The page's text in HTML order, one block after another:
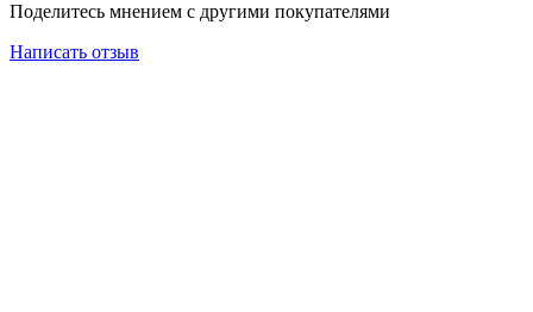
Поделитесь мнением с другими покупателями
Написать отзыв